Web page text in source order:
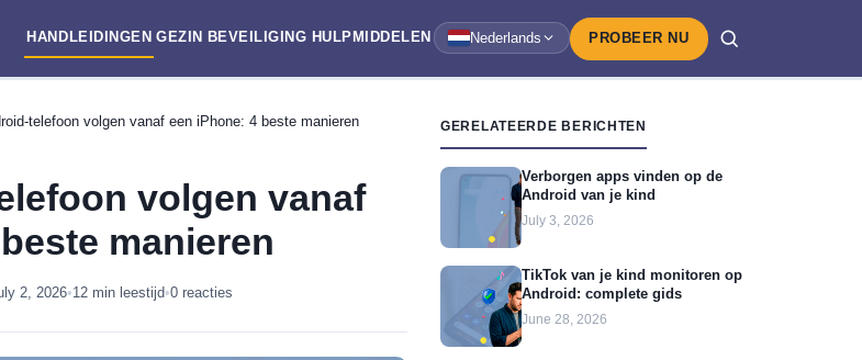
HANDLEIDINGEN GEZIN BEVEILIGING HULPMIDDELEN Nederlands PROBEER NU
telefoon volgen vanaf een iPhone: 4 beste manieren
volgen vanaf
manieren
2, 2026•12 min leestijd•0 reacties
GERELATEERDE BERICHTEN
Verborgen apps vinden op de
Android van je kind
July 3, 2026
TikTok van je kind monitoren op
Android: complete gids
June 28, 2026